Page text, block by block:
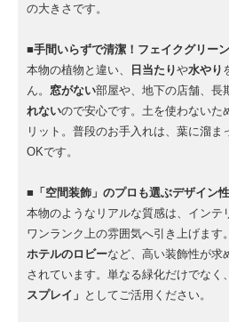
の大きさです。
■手間いらずで清潔！フェイクグリー
本物の植物と違い、
日当たりや水やり
ん。 窓がない部屋や、地下の店舗、長
れないので安心です。土を使わないた
リット。普段のお手入れは、葉に溜
OKです。
■「空間装飾」のプロも選ぶデザイン性
本物のようなリアルな質感は、インテ
ワンランク上の雰囲気へ引き上げます。
ホテルのロビーなど、高い装飾性が求
されています。単なる緑化だけでなく
スプレイ」 としてご活用ください。